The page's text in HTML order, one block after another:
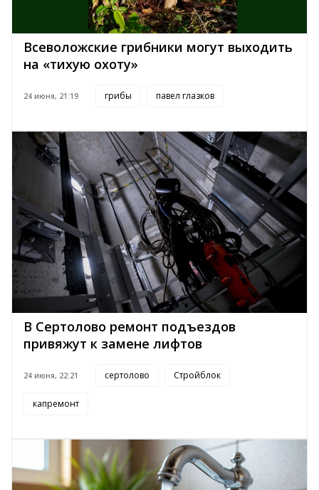
Всеволожские грибники могут выходить
на «тихую охоту»
24 июня, 21:19 грибы павел глазков
В Сертолово ремонт подъездов
привяжут к замене лифтов
24 июня, 22:21 сертолово Стройблок
капремонт